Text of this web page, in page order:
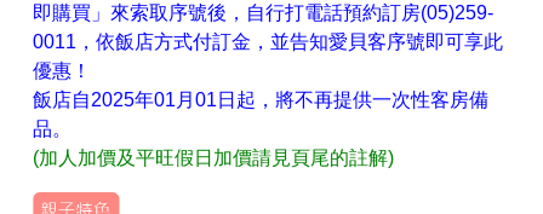
即購買」來索取序號後，自行打電話預約訂房(05)259-
0011，依飯店方式付訂金，並告知愛貝客序號即可享此
優惠！
飯店自2025年01月01日起，將不再提供一次性客房備
品。
(加人加價及平旺假日加價請見頁尾的註解)